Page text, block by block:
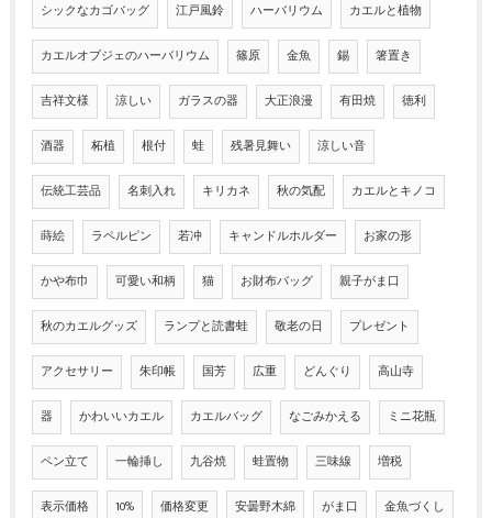
シックなカゴバッグ 江戸風鈴 ハーバリウム カエルと植物
カエルオブジェのハーバリウム 篠原 金魚 錫 箸置き
吉祥文様 涼しい ガラスの器 大正浪漫 有田焼 徳利
酒器 柘植 根付 蛙 残暑見舞い 涼しい音
伝統工芸品 名刺入れ キリカネ 秋の気配 カエルとキノコ
蒔絵 ラペルピン 若冲 キャンドルホルダー お家の形
かや布巾 可愛い和柄 猫 お財布バッグ 親子がま口
秋のカエルグッズ ランプと読書蛙 敬老の日 プレゼント
アクセサリー 朱印帳 国芳 広重 どんぐり 高山寺
器 かわいいカエル カエルバッグ なごみかえる ミニ花瓶
ペン立て 一輪挿し 九谷焼 蛙置物 三味線 増税
表示価格 10% 価格変更 安曇野木綿 がま口 金魚づくし